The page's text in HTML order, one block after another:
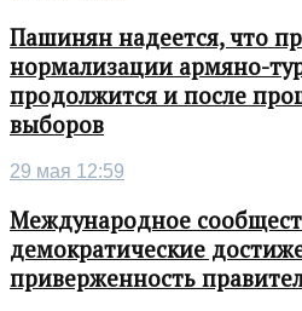
Пашинян надеется, что
нормализации армяно-
продолжится и после
выборов
29 мая 12:59
Международное
демократические
приверженность